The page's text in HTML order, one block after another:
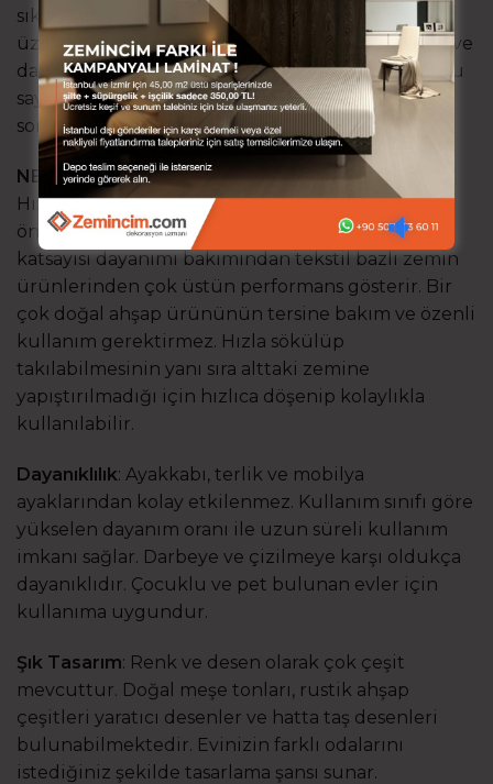
sıkıştırılmasıyla panellere dönüştürülür. Paneller
üzerinde desen kaplaması ve geliştirilmiş sertlik ve
dayanım sağlayan koruyucu tabakalar kaplıdır. Bu
sayede çeşitli ebat, döşeme sistemi ve neredeyse
sonsuz desen çeşitliği sağlanır.
NEDEN LAMİNAT PARKE KULLANMALIYIM?
Hızlı döşenir, çok çeşit sunar ve hepsinden
önemlisi dayanıklıdır. Çizilme ve sürtünme
katsayısı dayanımı bakımından tekstil bazlı zemin
ürünlerinden çok üstün performans gösterir. Bir
çok doğal ahşap ürününün tersine bakım ve özenli
kullanım gerektirmez. Hızla sökülüp
takılabilmesinin yanı sıra alttaki zemine
yapıştırılmadığı için hızlıca döşenip kolaylıkla
kullanılabilir.
Dayanıklılık: Ayakkabı, terlik ve mobilya
ayaklarından kolay etkilenmez. Kullanım sınıfı göre
yükselen dayanım oranı ile uzun süreli kullanım
imkanı sağlar. Darbeye ve çizilmeye karşı oldukça
dayanıklıdır. Çocuklu ve pet bulunan evler için
kullanıma uygundur.
Şık Tasarım: Renk ve desen olarak çok çeşit
mevcuttur. Doğal meşe tonları, rustik ahşap
çeşitleri yaratıcı desenler ve hatta taş desenleri
bulunabilmektedir. Evinizin farklı odalarını
istediğiniz şekilde tasarlama şansı sunar.